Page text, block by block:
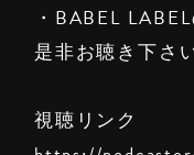
・BABEL
是非お聴き下さ
視聴リンク